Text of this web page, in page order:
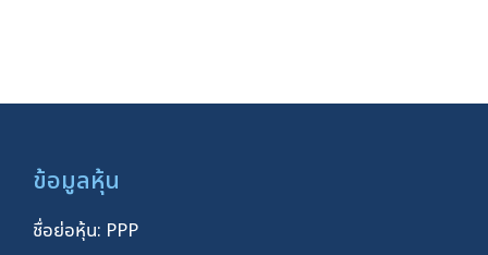
ข้อมูลหุ้น
ชื่อย่อหุ้น: PPP